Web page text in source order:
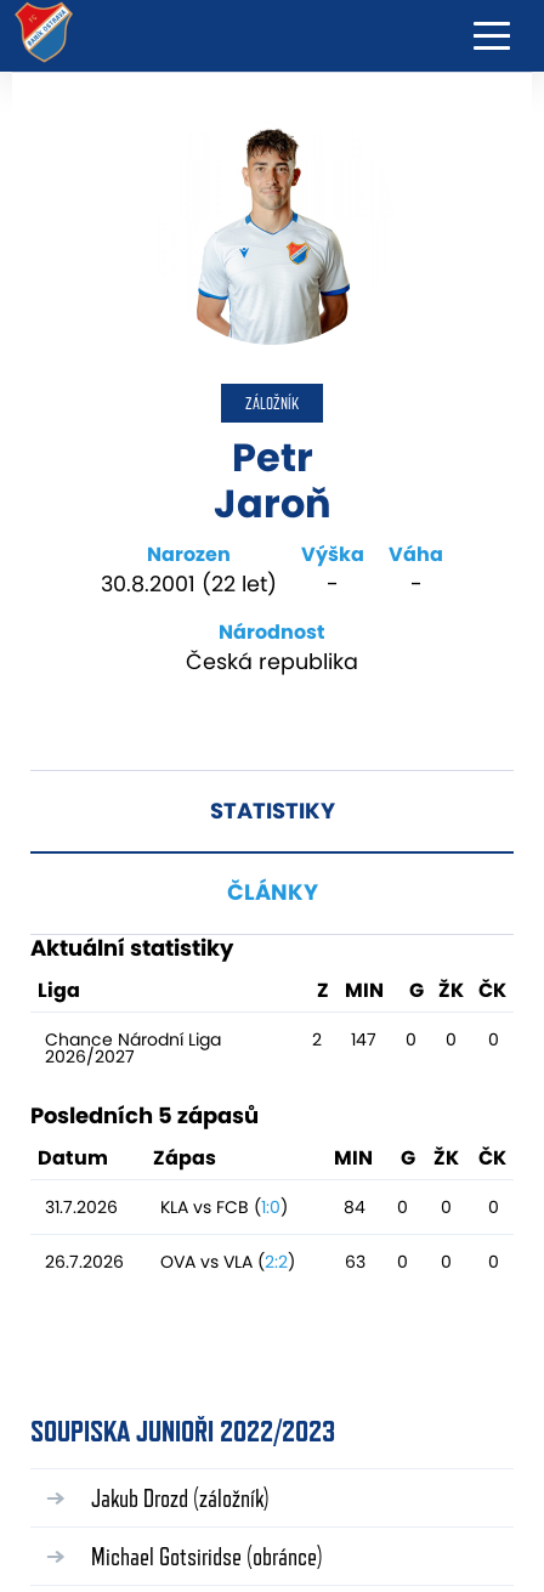
ZÁLOŽNÍK
Petr
Jaroň
Narozen
30.8.2001 (22 let)
Výška
-
Váha
-
Národnost
Česká republika
STATISTIKY
ČLÁNKY
Aktuální statistiky
Liga Z MIN G ŽK ČK
Chance Národní Liga
2026/2027
2 147 0 0 0
Posledních 5 zápasů
Datum Zápas MIN G ŽK ČK
31.7.2026 KLA vs FCB (1:0) 84 0 0 0
26.7.2026 OVA vs VLA (2:2) 63 0 0 0
SOUPISKA JUNIOŘI 2022/2023
Jakub Drozd (záložník)
Michael Gotsiridse (obránce)